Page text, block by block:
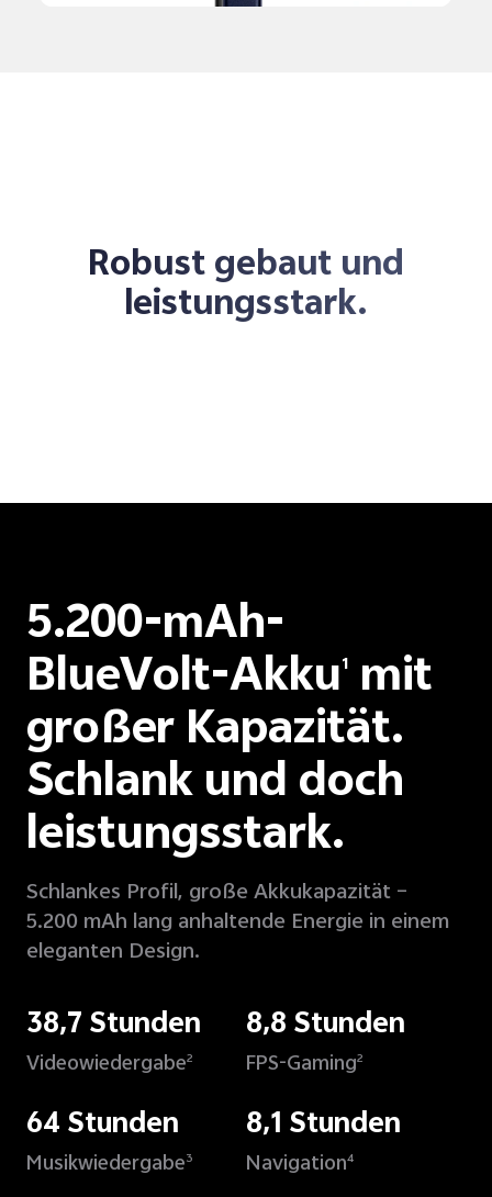
Robust gebaut und
leistungsstark.
5.200-mAh-
BlueVolt-Akku1 mit
großer Kapazität.
Schlank und doch
leistungsstark.
Schlankes Profil, große Akkukapazität –
5.200 mAh lang anhaltende Energie in einem
eleganten Design.
38,7 Stunden
Videowiedergabe2
8,8 Stunden
FPS-Gaming2
64 Stunden
Musikwiedergabe3
8,1 Stunden
Navigation4